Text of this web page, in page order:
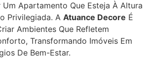
Apartamento Que Esteja À Altura
Privilegiada. A Atuance Decore É
Ambientes Que Refletem
Transformando Imóveis Em
De Bem-Estar.